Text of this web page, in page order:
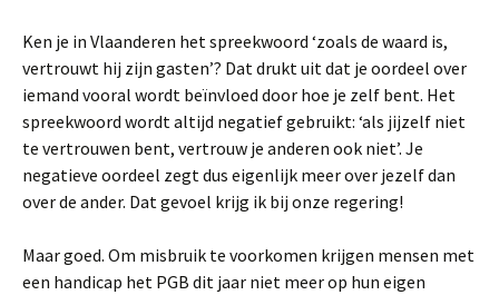
Ken je in Vlaanderen het spreekwoord ‘zoals de waard is,
vertrouwt hij zijn gasten’? Dat drukt uit dat je oordeel over
iemand vooral wordt beïnvloed door hoe je zelf bent. Het
spreekwoord wordt altijd negatief gebruikt: ‘als jijzelf niet
te vertrouwen bent, vertrouw je anderen ook niet’. Je
negatieve oordeel zegt dus eigenlijk meer over jezelf dan
over de ander. Dat gevoel krijg ik bij onze regering!
Maar goed. Om misbruik te voorkomen krijgen mensen met
een handicap het PGB dit jaar niet meer op hun eigen